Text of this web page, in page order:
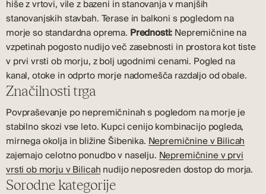
hiše z vrtovi, vile z bazeni in stanovanja v manjših
stanovanjskih stavbah. Terase in balkoni s pogledom na
morje so standardna oprema. Prednosti: Nepremičnine na
vzpetinah pogosto nudijo več zasebnosti in prostora kot tiste
v prvi vrsti ob morju, z bolj ugodnimi cenami. Pogled na
kanal, otoke in odprto morje nadomešča razdaljo od obale.
Značilnosti trga
Povpraševanje po nepremičninah s pogledom na morje je
stabilno skozi vse leto. Kupci cenijo kombinacijo pogleda,
mirnega okolja in bližine Šibenika. Nepremičnine v Bilicah
zajemajo celotno ponudbo v naselju. Nepremičnine v prvi
vrsti ob morju v Bilicah nudijo neposreden dostop do morja.
Sorodne kategorije